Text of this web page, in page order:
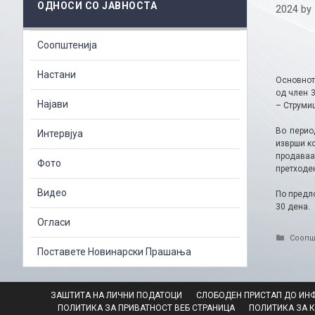
2024 by
од член
–
Во
изврши
По
30 дена.
ОДНОСИ СО ЈАВНОСТА
Соопштенија
Настани
Најави
Интервјуа
Фото
Видео
Огласи
Поставете Новинарски Прашања
ЗАШТИТА НА ЛИЧНИ ПОДАТОЦИ СЛОБОДЕН ПРИСТАП ДО
ПОЛИТИКА ЗА ПРИВАТНОСТ ВЕБ СТРАНИЦА
ПОЛИТИКА ЗА